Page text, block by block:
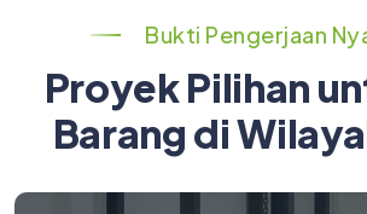
Bukti Pengerjaan
Proyek Pilihan
Barang di